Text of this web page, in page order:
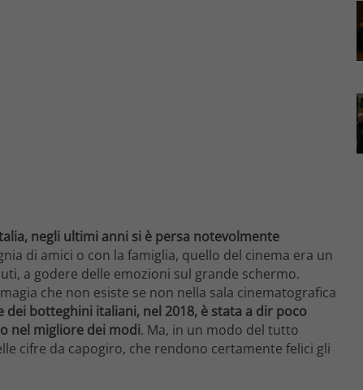
negli ultimi anni si è persa notevolmente
di amici o con la famiglia, quello del cinema era un
a godere delle emozioni sul grande schermo.
che non esiste se non nella sala cinematografica
dei botteghini italiani, nel 2018, è stata a dir poco
nel migliore dei modi. Ma, in un modo del tutto
cifre da capogiro, che rendono certamente felici gli